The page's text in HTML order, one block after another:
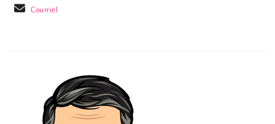
Courriel